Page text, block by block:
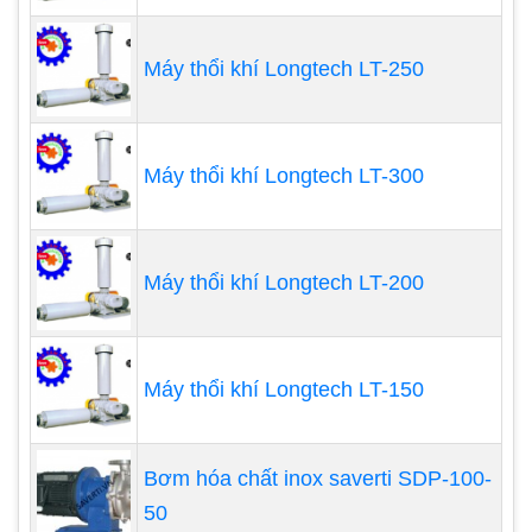
Tuy nhiên chỉ cần mua máy có công suất vừa
phải.
Nếu bạn nuôi bể cá nhỏ, bể cá để bạn nhưng
có thêm rong rêu và lượng cá cũng dày đặc
so với thể tích bể thì bạn có thể tìm hiểu máy
sủi khí mini.
Còn nếu bạn chỉ nuôi để bàn vài con cá cảnh
thì hoàn toàn không cần đến máy sủi oxy cho
bể cá.
Máy thổi khí Longtech LT-250
Máy thổi khí Longtech LT-300
Máy thổi khí Longtech LT-200
Máy thổi khí Longtech LT-150
Bơm hóa chất inox saverti SDP-100-
50